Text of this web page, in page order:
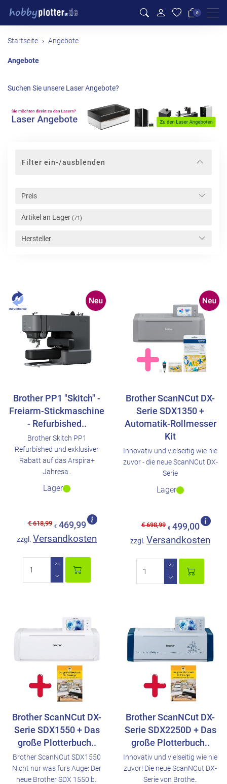
0
Startseite Angebote
Angebote
Suchen Sie unsere Laser Angebote?
Filter ein-/ausblenden
Preis
Artikel an Lager (71)
Hersteller
Brother PP1 "Skitch" -
Freiarm-Stickmaschine
- Refurbished..
Brother Skitch PP1
Refurbished und exklusiver
Rabatt auf das Arspira+
Jahresa..
Lager
€ 618,99 € 469,99
zzgl. Versandkosten
Brother ScanNCut DX-
Serie SDX1350 +
Automatik-Rollmesser
Kit
Innovativ und vielseitig wie nie
zuvor - die neue ScanNCut DX-
Serie
Lager
€ 698,99 € 499,00
zzgl. Versandkosten
Brother ScanNCut DX-
Serie SDX1550 + Das
große Plotterbuch..
Brother ScanNCut SDX1550
Nicht nur was fürs Auge: Der
neue Brother SDX 1550 b..
Brother ScanNCut DX-
Serie SDX2250D + Das
große Plotterbuch..
Innovativ und vielseitig wie nie
zuvor! Die neue ScanNCut DX-
Serie von Brothe..